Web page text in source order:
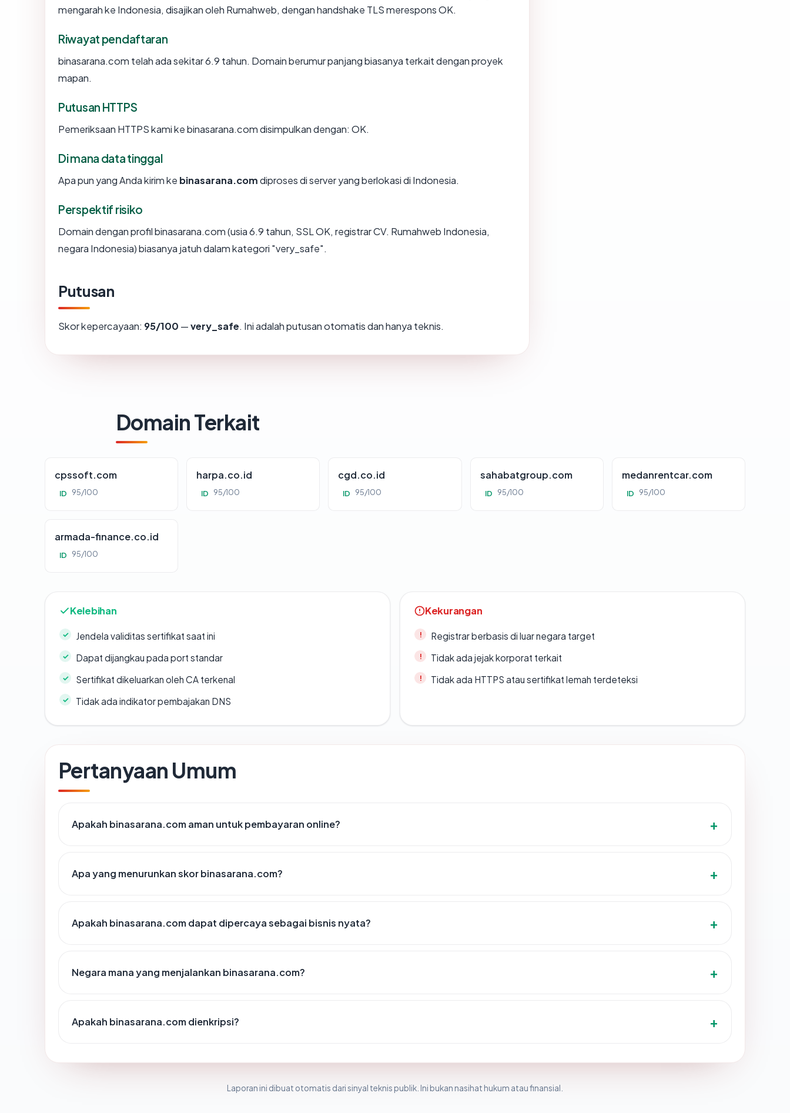
mengarah ke Indonesia, disajikan oleh Rumahweb, dengan handshake TLS merespons OK.
Riwayat pendaftaran
binasarana.com telah ada sekitar 6.9 tahun. Domain berumur panjang biasanya terkait dengan proyek
mapan.
Putusan HTTPS
Pemeriksaan HTTPS kami ke binasarana.com disimpulkan dengan: OK.
Di mana data tinggal
Apa pun yang Anda kirim ke binasarana.comdiproses di server yang berlokasi di Indonesia.
Perspektif risiko
Domain dengan profil binasarana.com (usia 6.9 tahun, SSL OK, registrar CV. Rumahweb Indonesia,
negara Indonesia) biasanya jatuh dalam kategori "very_safe".
Putusan
Skor kepercayaan: 95/100 —very_safe. Ini adalah putusan otomatis dan hanya teknis.
Domain Terkait
cpssoft.com
ID 95/100
harpa.co.id
ID 95/100
cgd.co.id
ID 95/100
sahabatgroup.com
ID 95/100
medanrentcar.com
ID 95/100
armada-finance.co.id
ID 95/100
Kelebihan
Jendela validitas sertifikat saat ini
Dapat dijangkau pada port standar
Sertifikat dikeluarkan oleh CA terkenal
Tidak ada indikator pembajakan DNS
Kekurangan
Registrar berbasis di luar negara target
Tidak ada jejak korporat terkait
Tidak ada HTTPS atau sertifikat lemah terdeteksi
Pertanyaan Umum
Apakah binasarana.com aman untuk pembayaran online?
Apa yang menurunkan skor binasarana.com?
Apakah binasarana.com dapat dipercaya sebagai bisnis nyata?
Negara mana yang menjalankan binasarana.com?
Apakah binasarana.com dienkripsi?
Laporan ini dibuat otomatis dari sinyal teknis publik. Ini bukan nasihat hukum atau finansial.